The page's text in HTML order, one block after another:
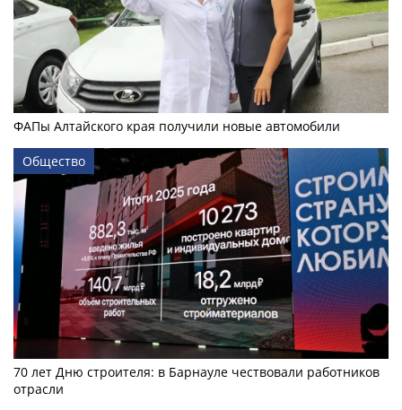
ФАПы Алтайского края получили новые автомобили
Общество
70 лет Дню строителя: в Барнауле чествовали работников
отрасли